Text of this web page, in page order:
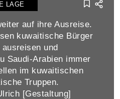
LAGE
auf ihre Ausreise.
kuwaitische Bürger
und
Saudi-Arabien immer
im kuwaitischen
Truppen.
[Gestaltung]